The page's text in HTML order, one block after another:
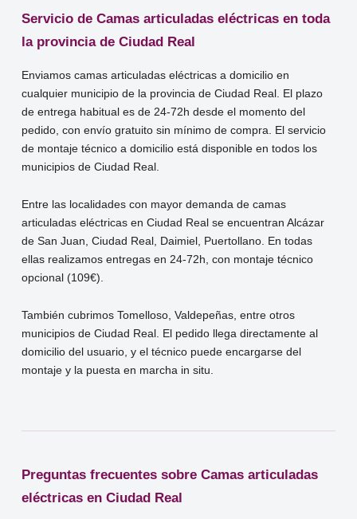
Servicio de Camas articuladas eléctricas en toda
la provincia de Ciudad Real
Enviamos camas articuladas eléctricas a domicilio en
cualquier municipio de la provincia de Ciudad Real. El plazo
de entrega habitual es de 24-72h desde el momento del
pedido, con envío gratuito sin mínimo de compra. El servicio
de montaje técnico a domicilio está disponible en todos los
municipios de Ciudad Real.
Entre las localidades con mayor demanda de camas
articuladas eléctricas en Ciudad Real se encuentran Alcázar
de San Juan, Ciudad Real, Daimiel, Puertollano. En todas
ellas realizamos entregas en 24-72h, con montaje técnico
opcional (109€).
También cubrimos Tomelloso, Valdepeñas, entre otros
municipios de Ciudad Real. El pedido llega directamente al
domicilio del usuario, y el técnico puede encargarse del
montaje y la puesta en marcha in situ.
Preguntas frecuentes sobre Camas articuladas
eléctricas en Ciudad Real